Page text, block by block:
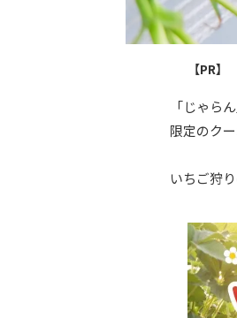
【PR】
「じゃら
限定のク
いちご狩